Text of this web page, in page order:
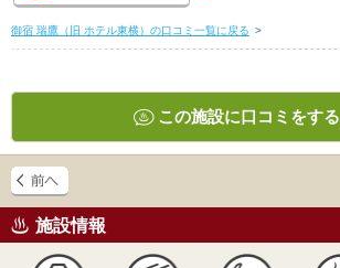
御宿 瑞鷹（旧 ホテル東横）の口コミ一覧に戻る >
この施設に口コミをする
施設情報
かけ流し 露天風呂